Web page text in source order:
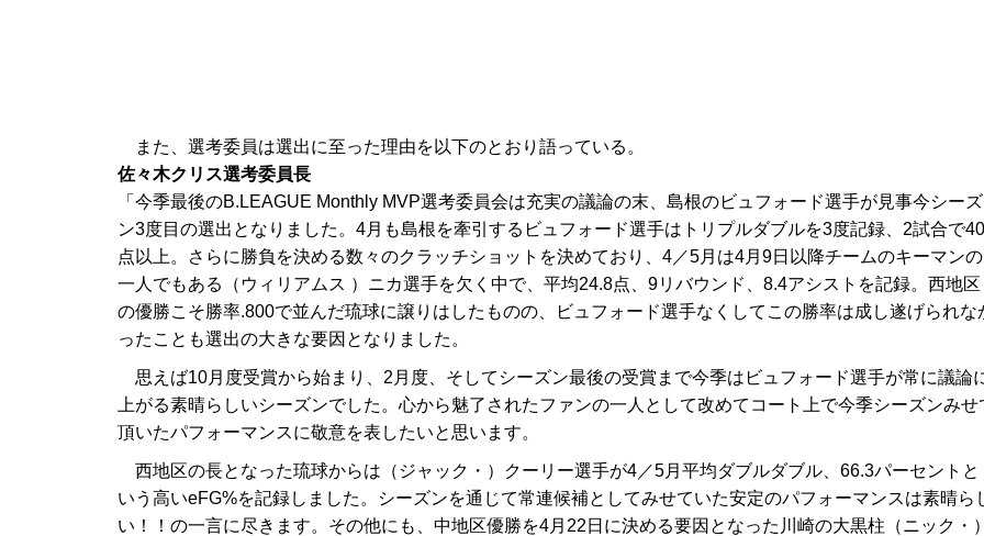
また、選考委員は選出に至った理由を以下のとおり語っている。
佐々木クリス選考委員長
「今季最後のB.LEAGUE Monthly MVP選考委員会は充実の議論の末、島根のビュフォード選手が見事今シーズ
ン3度目の選出となりました。4月も島根を牽引するビュフォード選手はトリプルダブルを3度記録、2試合で40
点以上。さらに勝負を決める数々のクラッチショットを決めており、4／5月は4月9日以降チームのキーマンの
一人でもある（ウィリアムス ）ニカ選手を欠く中で、平均24.8点、9リバウンド、8.4アシストを記録。西地区
の優勝こそ勝率.800で並んだ琉球に譲りはしたものの、ビュフォード選手なくしてこの勝率は成し遂げられな
ったことも選出の大きな要因となりました。
思えば10月度受賞から始まり、2月度、そしてシーズン最後の受賞まで今季はビュフォード選手が常に議論
上がる素晴らしいシーズンでした。心から魅了されたファンの一人として改めてコート上で今季シーズンみせ
頂いたパフォーマンスに敬意を表したいと思います。
西地区の長となった琉球からは（ジャック・）クーリー選手が4／5月平均ダブルダブル、66.3パーセントと
いう高いeFG%を記録しました。シーズンを通じて常連候補としてみせていた安定のパフォーマンスは素晴ら
い！！の一言に尽きます。その他にも、中地区優勝を4月22日に決める要因となった川崎の大黒柱（ニック・）